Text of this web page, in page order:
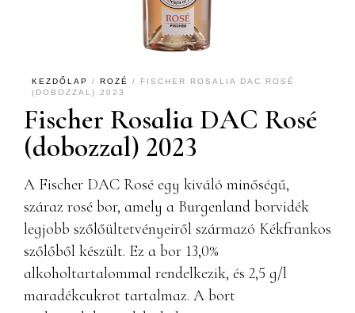
KEZDŐLAP / ROZÉ
/ FISCHER ROSALIA DAC ROSÉ
(DOBOZZAL) 2023
Fischer Rosalia DAC Rosé
(dobozzal) 2023
A Fischer DAC Rosé egy kiváló minőségű,
száraz rosé bor, amely a Burgenland borvidék
legjobb szőlőültetvényeiről származó Kékfrankos
szőlőből készült. Ez a bor 13,0%
alkoholtartalommal rendelkezik, és 2,5 g/l
maradékcukrot tartalmaz. A bort